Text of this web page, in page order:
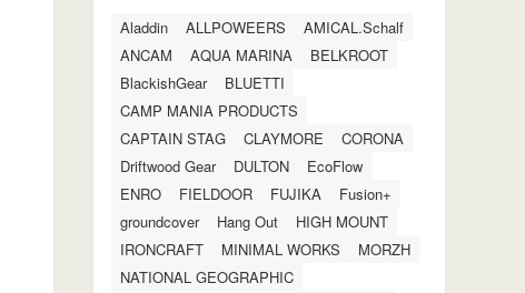
Aladdin ALLPOWEERS
AMICAL.Schalf
ANCAM
AQUA MARINA
BELKROOT
BlackishGear
BLUETTI
CAMP MANIA PRODUCTS
CAPTAIN STAG
CLAYMORE
CORONA
Driftwood Gear
DULTON
EcoFlow
ENRO
FIELDOOR FUJIKA
Fusion+
groundcover
Hang Out
HIGH MOUNT
IRONCRAFT
MINIMAL WORKS
MORZH
NATIONAL GEOGRAPHIC